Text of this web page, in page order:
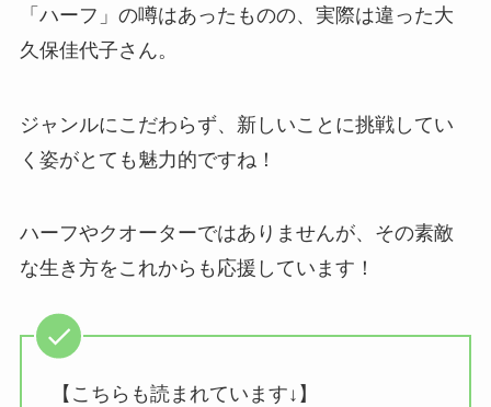
「ハーフ」の噂はあったものの、実際は違った大
久保佳代子さん。
ジャンルにこだわらず、新しいことに挑戦してい
く姿がとても魅力的ですね！
ハーフやクオーターではありませんが、その素敵
な生き方をこれからも応援しています！
【こちらも読まれています↓】